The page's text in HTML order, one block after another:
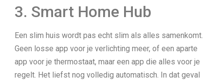
3. Smart Home Hub
Een slim huis wordt pas echt slim als alles samenkomt.
Geen losse app voor je verlichting meer, of een aparte
app voor je thermostaat, maar een app die alles voor je
regelt. Het liefst nog volledig automatisch. In dat geval